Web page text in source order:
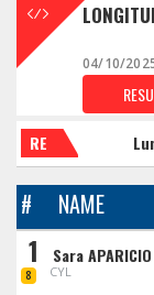
04/10/
RE
# NAME
1
8
Sara
CYL